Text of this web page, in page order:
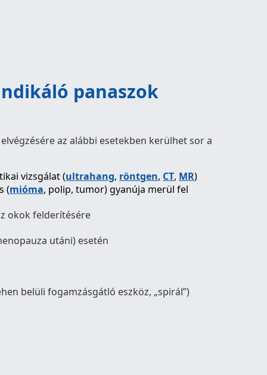
panaszok
az alábbi esetekben kerülhet sor a
vizsgálat (ultrahang, röntgen, CT, MR)
(mióma, polip, tumor) gyanúja merül fel
okok felderítésére
utáni) esetén
belüli fogamzásgátló eszköz, „spirál”)